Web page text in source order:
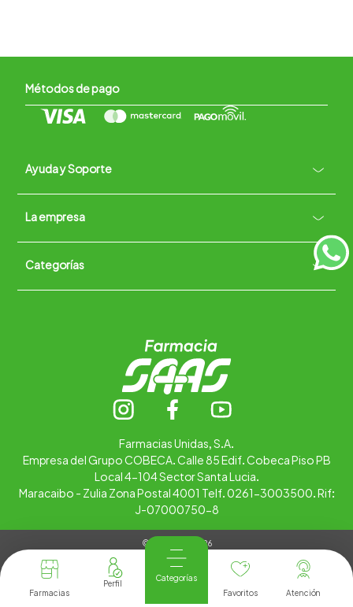
Farmacias
Categorías
Favoritos
Atención
Métodos de pago
Ayuda y Soporte +
Contacto vía WhatsApp
Términos y condiciones
La empresa +
Quiénes somos
Trabaja con nosotros
Categorías +
Farmacias Unidas, S.A.
Empresa del Grupo COBECA. Calle 85 Edif. Cobeca Piso PB
Local 4-104 Sector Santa Lucia.
Maracaibo - Zulia Zona Postal 4001 Telf. 0261-3003500. Rif:
J-07000750-8
© Copyright 2026
Tienda Virtual desarrollada por
Tecnología